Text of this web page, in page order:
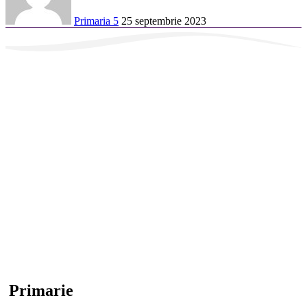
Primaria 5 25 septembrie 2023
Primarie